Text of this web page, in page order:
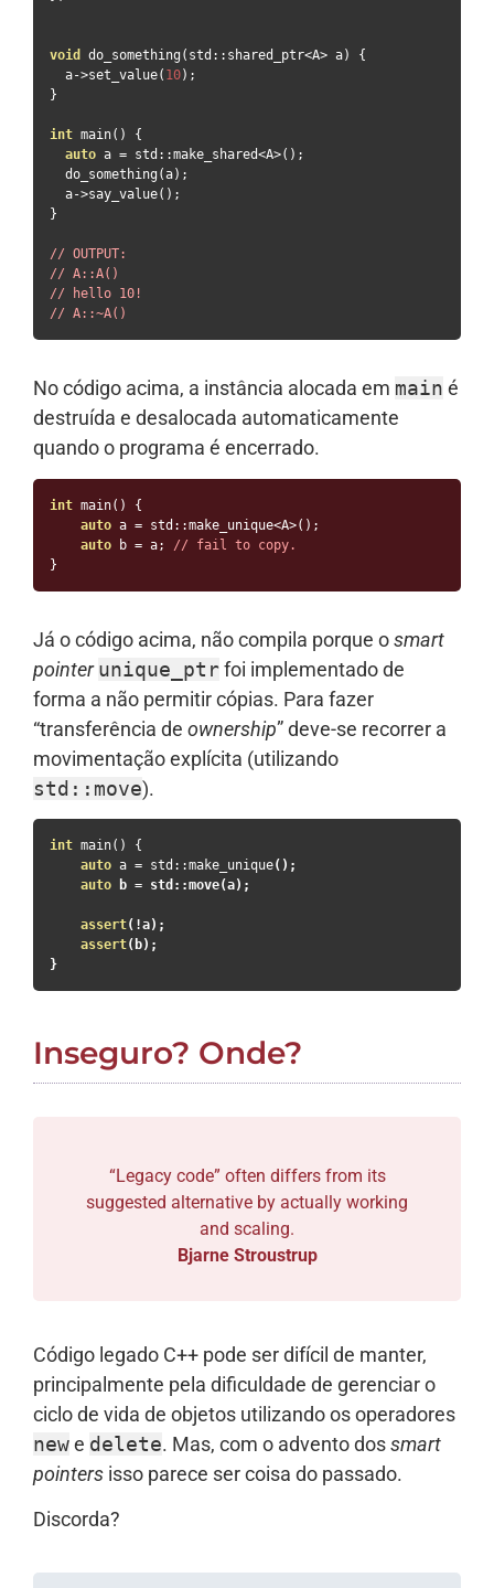
void do_something ( std :: shared_ptr<A> a)
{
  a
->set_value( 10);
}
int main()
{
auto a = std ::make_shared<A>();
  do_something
(a);
  a
->say_value();
}
// OUTPUT:
// A::A()
// hello 10!
// A::~A()
No código acima, a instância alocada em main é
destruída e desalocada automaticamente
quando o programa é encerrado.
int main()
{
auto a = std ::make_unique<A>();
auto b = a;
// fail to copy.
}
Já o código acima, não compila porque osmart
pointer unique_ptrfoi implementado de
forma a não permitir cópias. Para fazer
“transferência de ownership” deve-se recorrer a
movimentação explícita (utilizando
std :: move).
int main()
{
auto a = std ::make_unique();
auto b = std ::move(a);
assert(!a);
assert( b);
}
Inseguro? Onde?
“Legacy code” often differs from its
suggested alternative by actually working
and scaling.
Bjarne Stroustrup
Código legado C++ pode ser difícil de manter,
principalmente pela dificuldade de gerenciar o
ciclo de vida de objetos utilizando os operadores
newe delete. Mas, com o advento dossmart
pointers isso parece ser coisa do passado.
Discorda?